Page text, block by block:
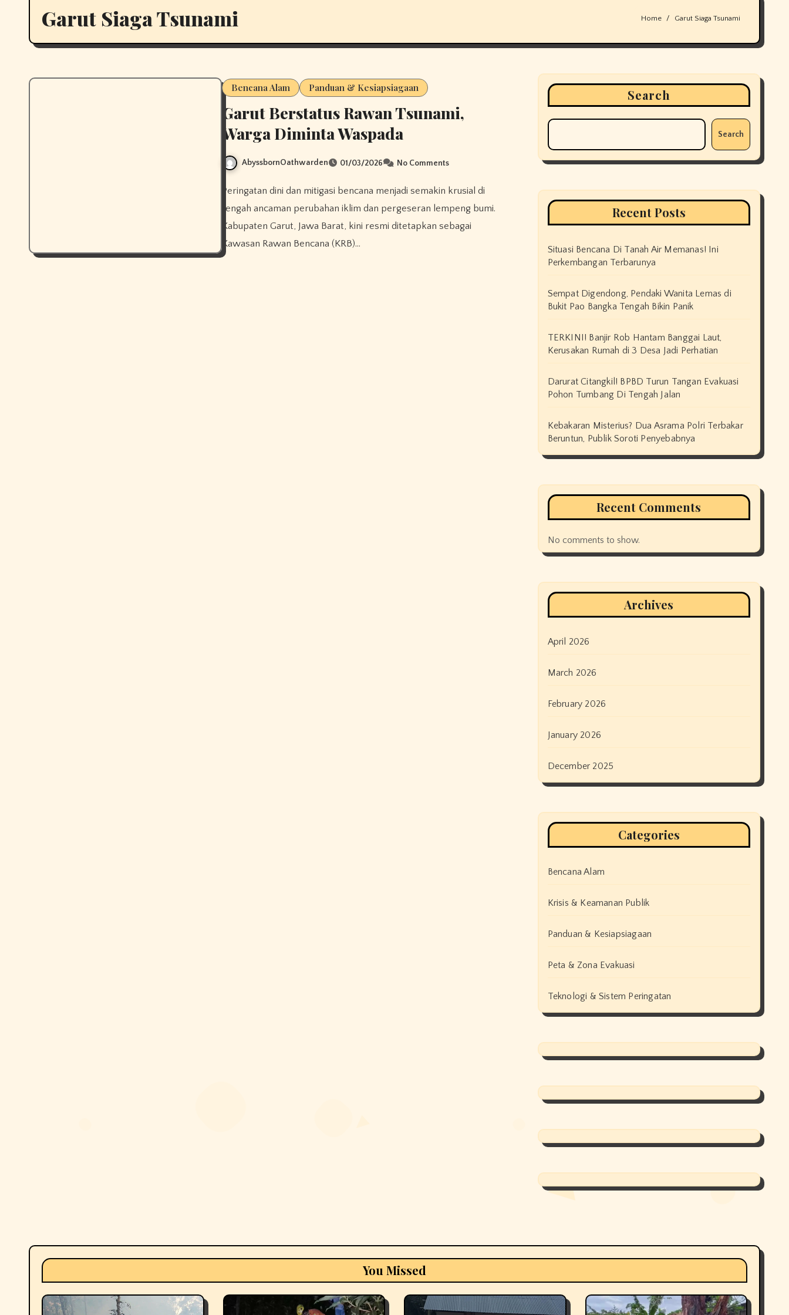
Garut Siaga Tsunami Home Garut Siaga Tsunami
Bencana Alam Panduan & Kesiapsiagaan
Garut Berstatus Rawan Tsunami,
Warga Diminta Waspada
AbyssbornOathwarden 01/03/2026 No Comments
Peringatan dini dan mitigasi bencana menjadi semakin krusial di
tengah ancaman perubahan iklim dan pergeseran lempeng bumi. ​
Kabupaten Garut, Jawa Barat, kini resmi ditetapkan sebagai
Kawasan Rawan Bencana (KRB)…
Search
Search
Recent Posts
Situasi Bencana Di Tanah Air Memanas! Ini
Perkembangan Terbarunya
Sempat Digendong, Pendaki Wanita Lemas di
Bukit Pao Bangka Tengah Bikin Panik
TERKINI! Banjir Rob Hantam Banggai Laut,
Kerusakan Rumah di 3 Desa Jadi Perhatian
Darurat Citangkil! BPBD Turun Tangan Evakuasi
Pohon Tumbang Di Tengah Jalan
Kebakaran Misterius? Dua Asrama Polri Terbakar
Beruntun, Publik Soroti Penyebabnya
Recent Comments
No comments to show.
Archives
April 2026
March 2026
February 2026
January 2026
December 2025
Categories
Bencana Alam
Krisis & Keamanan Publik
Panduan & Kesiapsiagaan
Peta & Zona Evakuasi
Teknologi & Sistem Peringatan
You Missed